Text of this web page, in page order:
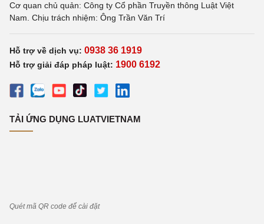
Cơ quan chủ quản: Công ty Cổ phần Truyền thông Luật Việt
Nam. Chịu trách nhiệm: Ông Trần Văn Trí
Hỗ trợ về dịch vụ: 0938 36 1919
Hỗ trợ giải đáp pháp luật: 1900 6192
TẢI ỨNG DỤNG LUATVIETNAM
Quét mã QR code để cài đặt